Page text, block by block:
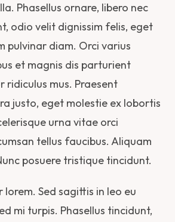
Phasellus ornare, libero nec
odio velit dignissim felis, eget
pulvinar diam. Orci varius
et magnis dis parturient
ridiculus mus. Praesent
justo, eget molestie ex lobortis
urna vitae orci
tellus faucibus. Aliquam
posuere tristique tincidunt.
Sed sagittis in leo eu
mi turpis. Phasellus tincidunt,